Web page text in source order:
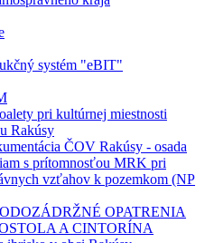
systém "eBIT"
pri kultúrnej miestnosti
Rakúsy
ČOV Rakúsy - osada
s prítomnosťou MRK pri
vzťahov k pozemkom (NP
OPATRENIA
A CINTORÍNA